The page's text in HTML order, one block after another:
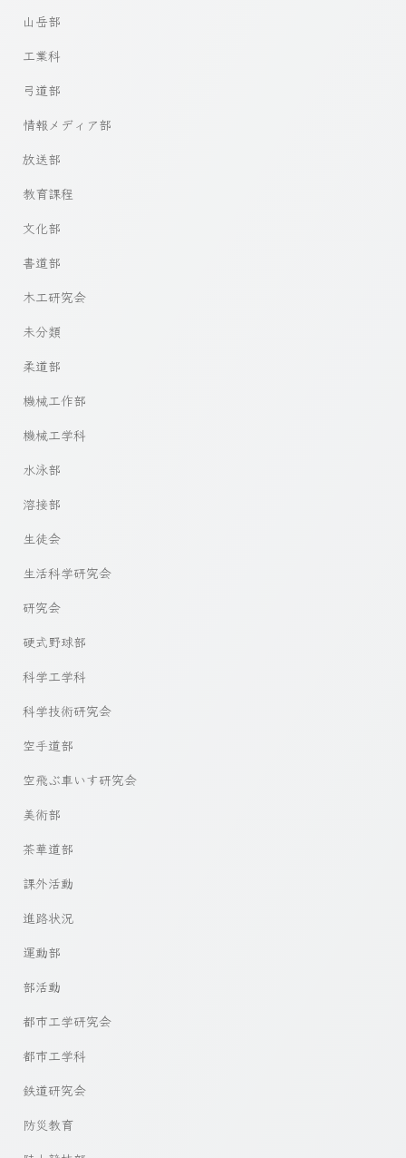
山岳部
工業科
弓道部
情報メディア部
放送部
教育課程
文化部
書道部
木工研究会
未分類
柔道部
機械工作部
機械工学科
水泳部
溶接部
生徒会
生活科学研究会
研究会
硬式野球部
科学工学科
科学技術研究会
空手道部
空飛ぶ車いす研究会
美術部
茶華道部
課外活動
進路状況
運動部
部活動
都市工学研究会
都市工学科
鉄道研究会
防災教育